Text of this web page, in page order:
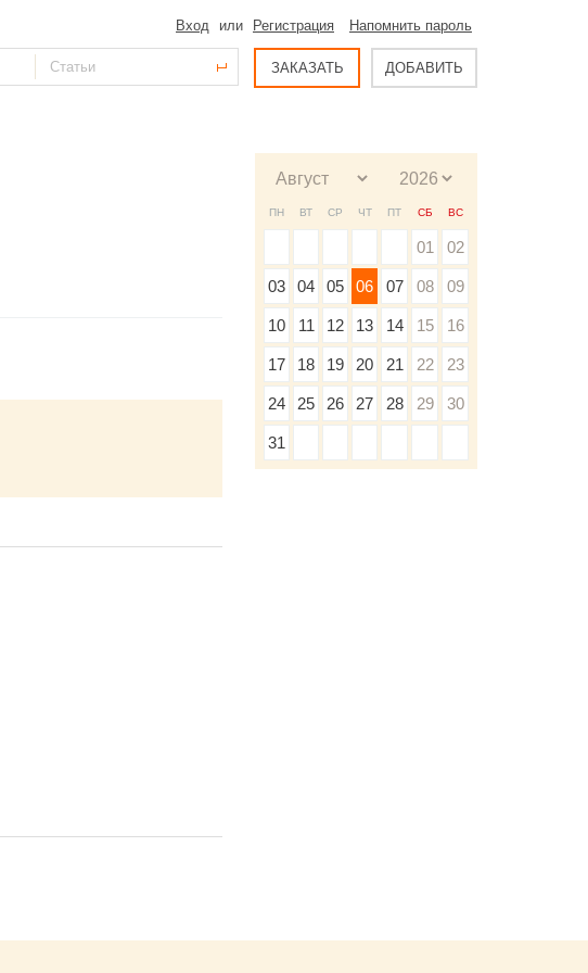
Вход или Регистрация Напомнить пароль
ЗАКАЗАТЬ ДОБАВИТЬ
ПН ВТ СР ЧТ ПТ СБ ВС
01 02
03 04 05 06 07 08 09
10 11 12 13 14 15 16
17 18 19 20 21 22 23
24 25 26 27 28 29 30
31